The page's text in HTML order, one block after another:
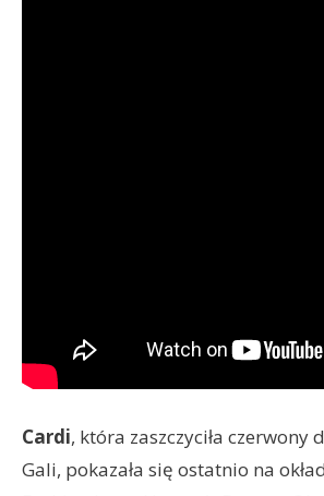
Cardi, która zaszczyciła czerwony
Gali, pokazała się ostatnio na